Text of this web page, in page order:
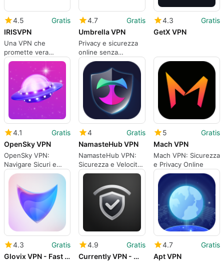
4.5
Gratis
IRISVPN
Una VPN che
promette vera
anonimato
4.7
Gratis
Umbrella VPN
Privacy e sicurezza
online senza
soluzione di
continuità
4.3
Gratis
GetX VPN
4.1
Gratis
OpenSky VPN
OpenSky VPN:
Navigare Sicuri e
Senza Limiti
4
Gratis
NamasteHub VPN
NamasteHub VPN:
Sicurezza e Velocità
per il Tuo Navigare
5
Gratis
Mach VPN
Mach VPN: Sicurezza
e Privacy Online
4.3
Gratis
Glovix VPN - Fast VPN
4.9
Gratis
Currently VPN - More secure
4.7
Gratis
Apt VPN